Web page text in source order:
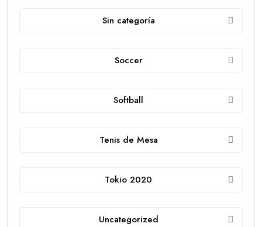
Sin categoría
Soccer
Softball
Tenis de Mesa
Tokio 2020
Uncategorized